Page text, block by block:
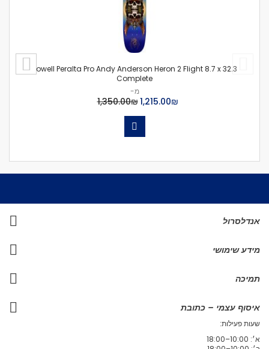
Powell Peralta Pro Andy Anderson Heron 2 Flight 8.7 x 32.3
Complete
מ-
₪‏1,215.00
₪‏1,350.00
אנדלסרול
מידע שימושי
תמיכה
איסוף עצמי – כתובת
שעות פעילות:
א׳: 10:00–18:00